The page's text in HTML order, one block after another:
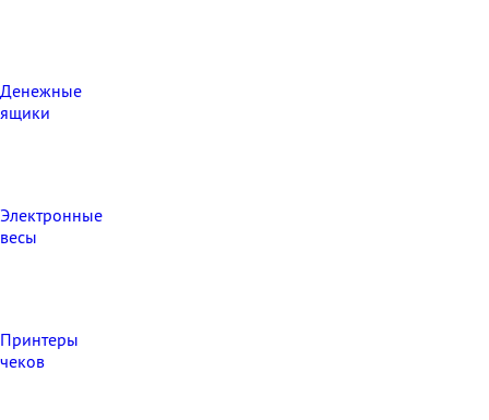
Денежные
ящики
Электронные
весы
Принтеры
чеков